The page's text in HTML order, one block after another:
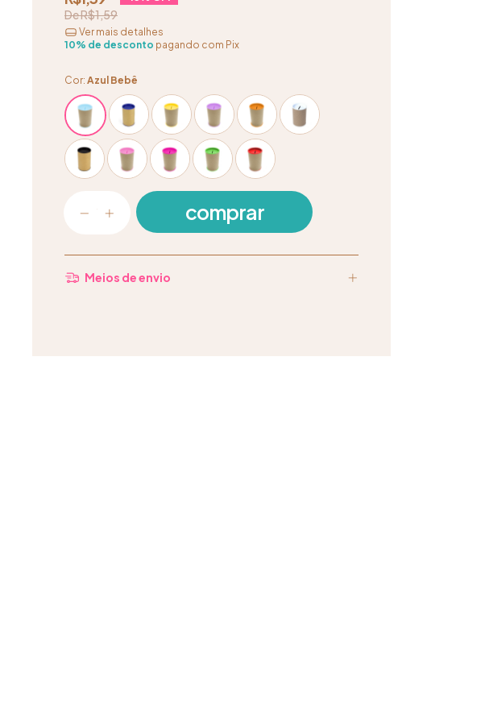
R$1,59
10% de desconto pagando com Pix
Ver mais detalhes
Cor: Azul Bebê
Meios de envio